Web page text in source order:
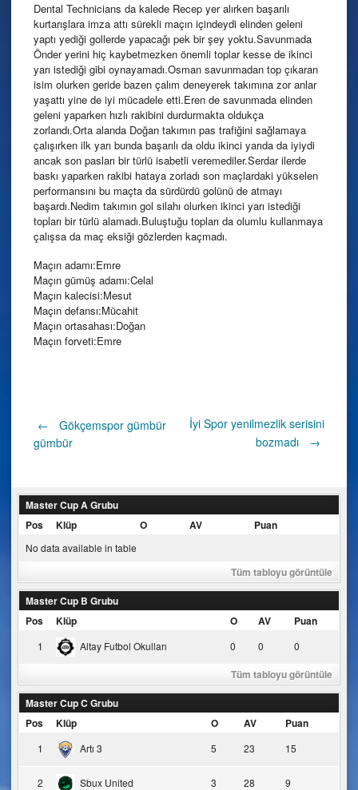
Dental Technicians da kalede Recep yer alırken başarılı
kurtarışlara imza attı sürekli maçın içindeydi elinden geleni
yaptı yediği gollerde yapacağı pek bir şey yoktu.Savunmada
Önder yerini hiç kaybetmezken önemli toplar kesse de ikinci
yarı istediği gibi oynayamadı.Osman savunmadan top çıkaran
isim olurken geride bazen çalım deneyerek takımına zor anlar
yaşattı yine de iyi mücadele etti.Eren de savunmada elinden
geleni yaparken hızlı rakibini durdurmakta oldukça
zorlandı.Orta alanda Doğan takımın pas trafiğini sağlamaya
çalışırken ilk yarı bunda başarılı da oldu ikinci yarıda da iyiydi
ancak son pasları bir türlü isabetli veremediler.Serdar ilerde
baskı yaparken rakibi hataya zorladı son maçlardaki yükselen
performansını bu maçta da sürdürdü golünü de atmayı
başardı.Nedim takımın gol silahı olurken ikinci yarı istediği
topları bir türlü alamadı.Buluştuğu topları da olumlu kullanmaya
çalışsa da maç eksiği gözlerden kaçmadı.
Maçın adamı:Emre
Maçın gümüş adamı:Celal
Maçın kalecisi:Mesut
Maçın defansı:Mücahit
Maçın ortasahası:Doğan
Maçın forveti:Emre
Post
←
Gökçemspor gümbür
gümbür
İyi Spor yenilmezlik serisini
bozmadı
→
Master Cup A Grubu
Pos
Klüp O AV Puan
No data available in table
Tüm tabloyu görüntüle
Master Cup B Grubu
Pos
Klüp O AV Puan
1 Altay Futbol Okulları 0 0 0
Tüm tabloyu görüntüle
Master Cup C Grubu
Pos
Klüp O AV Puan
1 Artı 3 5 23 15
2 Sbux United 3 28 9